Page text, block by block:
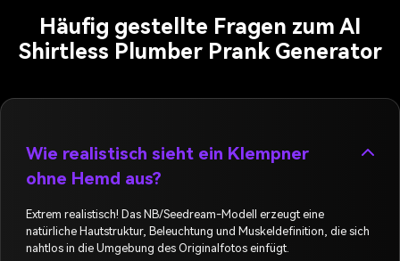
Häufig gestellte Fragen zum AI
Shirtless Plumber Prank Generator
Wie realistisch sieht ein Klempner
ohne Hemd aus?
Extrem realistisch! Das NB/Seedream-Modell erzeugt eine
natürliche Hautstruktur, Beleuchtung und Muskeldefinition, die sich
nahtlos in die Umgebung des Originalfotos einfügt.